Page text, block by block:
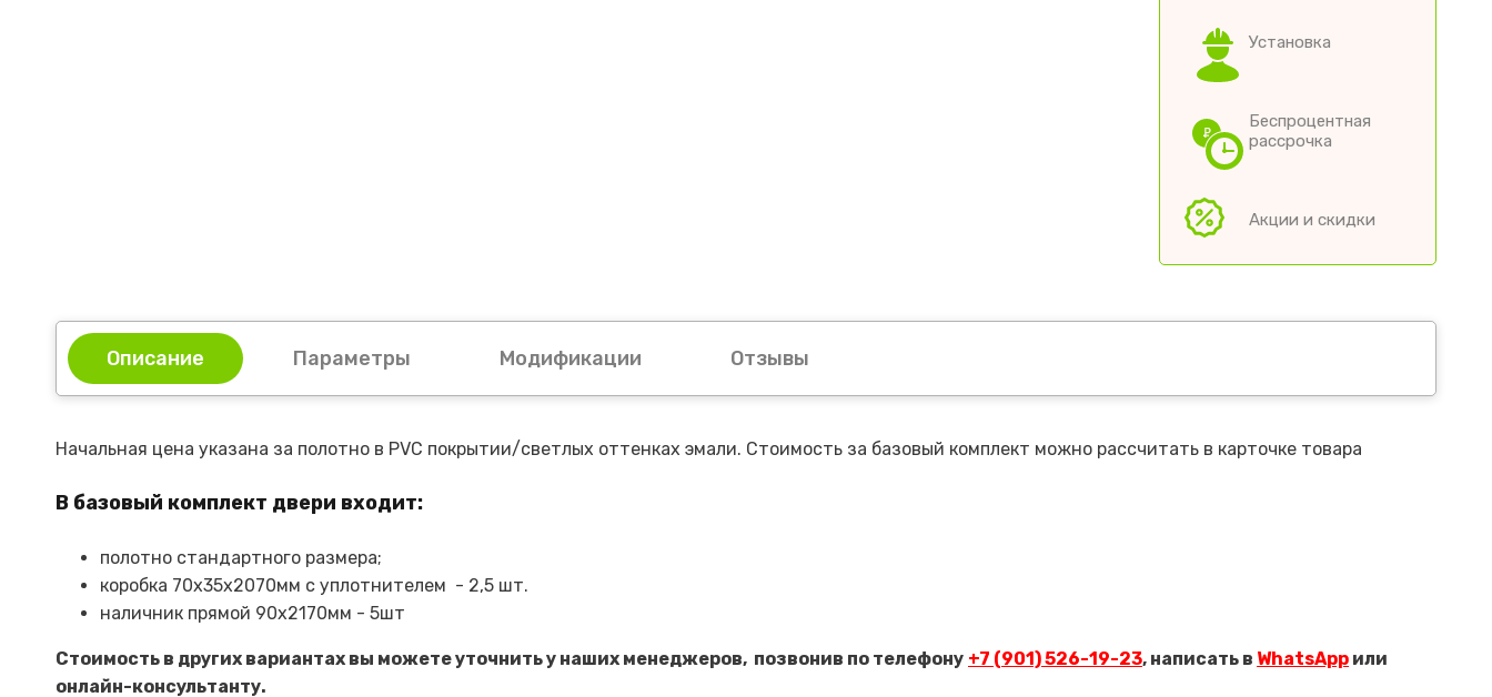
Установка
Беспроцентная
рассрочка
Акции и скидки
Описание Параметры Модификации Отзывы
Начальная цена указана за полотно в PVC покрытии/светлых оттенках эмали. Стоимость за базовый комплект можно рассчитать в карточке товара
В базовый комплект двери входит:
полотно стандартного размера;
коробка 70х35х2070мм с уплотнителем - 2,5 шт.
наличник прямой 90х2170мм - 5шт
Стоимость в других вариантах вы можете уточнить у наших менеджеров, позвонив по телефону +7 (901) 526-19-23, написать в WhatsApp или
онлайн-консультанту.